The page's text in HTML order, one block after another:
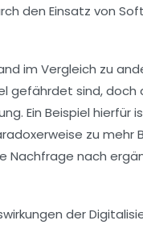
den Einsatz von
im Vergleich zu
gefährdet sind, doch
Ein Beispiel hierfür
zu mehr
Nachfrage nach
der